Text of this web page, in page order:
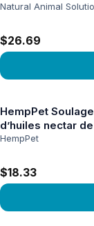
Natural Animal
$26.69
HempPet
d’huiles nectar
huile MCT pour
HempPet
$18.33